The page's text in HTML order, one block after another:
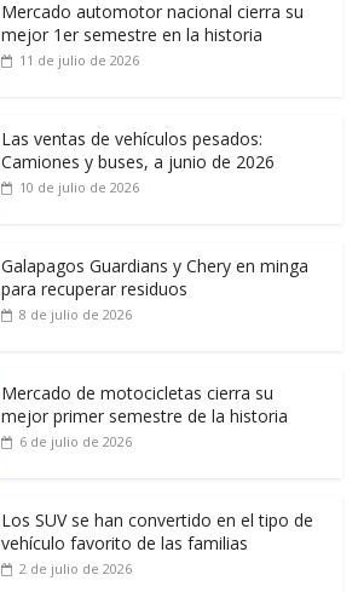
Mercado automotor nacional cierra su
mejor 1er semestre en la historia
11 de julio de 2026
Las ventas de vehículos pesados:
Camiones y buses, a junio de 2026
10 de julio de 2026
Galapagos Guardians y Chery en minga
para recuperar residuos
8 de julio de 2026
Mercado de motocicletas cierra su
mejor primer semestre de la historia
6 de julio de 2026
Los SUV se han convertido en el tipo de
vehículo favorito de las familias
2 de julio de 2026